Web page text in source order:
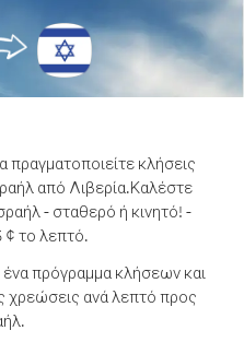
κλήσεις
από Λιβερία.Καλέστε
- σταθερό ή κινητό! -
¢ το λεπτό.
πρόγραμμα κλήσεων και
χρεώσεις ανά λεπτό προς